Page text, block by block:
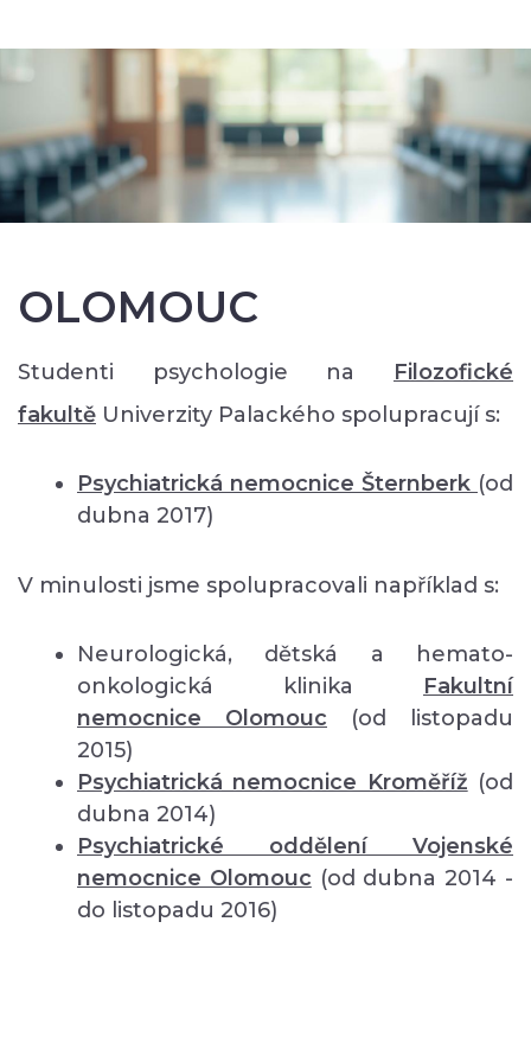
OLOMOUC
Studenti psychologie na Filozofické
faku ltě Univerzity Palackého spolupracují s:
Psychiatrická nemocnice Šternberk (od
dubna 2017)
V minulosti jsme spolupracovali například s:
Neurologická, dětská a hemato-
onkologická klinika Fakultní
nemocnice Olomouc (od listopadu
2015)
Psychiatrická nemocnice Kroměříž (od
dubna 2014)
Psychiatrické oddělení Vojenské
nemocnice Olomouc (od dubna 2014 -
do listopadu 2016)